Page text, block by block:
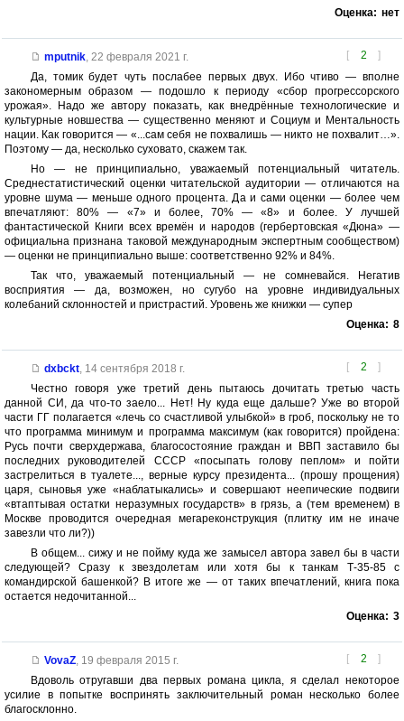
Оценка: нет
[ 2 ]
mputnik, 22 февраля 2021 г.
Да, томик будет чуть послабее первых двух. Ибо чтиво — вполне
закономерным образом — подошло к периоду «сбор прогрессорского
урожая». Надо же автору показать, как внедрённые технологические и
культурные новшества — существенно меняют и Социум и Ментальность
нации. Как говорится — «...сам себя не похвалишь — никто не похвалит…».
Поэтому — да, несколько суховато, скажем так.
Но — не принципиально, уважаемый потенциальный читатель.
Среднестатистический оценки читательской аудитории — отличаются на
уровне шума — меньше одного процента. Да и сами оценки — более чем
впечатляют: 80% — «7» и более, 70% — «8» и более. У лучшей
фантастической Книги всех времён и народов (гербертовская «Дюна» —
официальна признана таковой международным экспертным сообществом)
— оценки не принципиально выше: соответственно 92% и 84%.
Так что, уважаемый потенциальный — не сомневайся. Негатив
восприятия — да, возможен, но сугубо на уровне индивидуальных
колебаний склонностей и пристрастий. Уровень же книжки — супер
Оценка: 8
[ 2 ]
dxbckt, 14 сентября 2018 г.
Честно говоря уже третий день пытаюсь дочитать третью часть
данной СИ, да что-то заело... Нет! Ну куда еще дальше? Уже во второй
части ГГ полагается «лечь со счастливой улыбкой» в гроб, поскольку не то
что программа минимум и программа максимум (как говорится) пройдена:
Русь почти сверхдержава, благосостояние граждан и ВВП заставило бы
последних руководителей СССР «посыпать голову пеплом» и пойти
застрелиться в туалете..., верные курсу президента... (прошу прощения)
царя, сыновья уже «наблатыкались» и совершают неепические подвиги
«втаптывая остатки неразумных государств» в грязь, а (тем временем) в
Москве проводится очередная мегареконструкция (плитку им не иначе
завезли что ли?))
В общем... сижу и не пойму куда же замысел автора завел бы в части
следующей? Сразу к звездолетам или хотя бы к танкам Т-35-85 с
командирской башенкой? В итоге же — от таких впечатлений, книга пока
остается недочитанной...
Оценка: 3
[ 2 ]
VovaZ, 19 февраля 2015 г.
Вдоволь отругавши два первых романа цикла, я сделал некоторое
усилие в попытке воспринять заключительный роман несколько более
благосклонно.